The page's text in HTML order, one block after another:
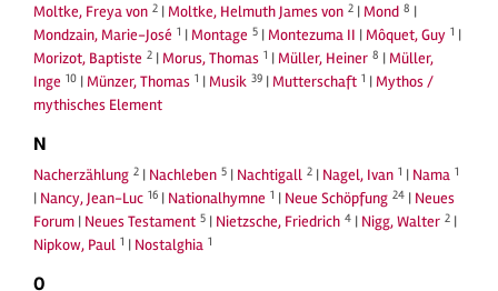
Moltke, Freya von 2 | Moltke, Helmuth James von 2 | Mond 8 |
Mondzain, Marie-José 1 | Montage 5 | Montezuma II | Môquet, Guy 1 |
Morizot, Baptiste 2 | Morus, Thomas 1 | Müller, Heiner 8 | Müller,
Inge 10 | Münzer, Thomas 1 | Musik 39 | Mutterschaft 1 | Mythos /
mythisches Element
N
Nacherzählung 2 | Nachleben 5 | Nachtigall 2 | Nagel, Ivan 1 | Nama 1
| Nancy, Jean-Luc 16 | Nationalhymne 1 | Neue Schöpfung 24 | Neues
Forum | Neues Testament 5 | Nietzsche, Friedrich 4 | Nigg, Walter 2 |
Nipkow, Paul 1 | Nostalghia 1
O